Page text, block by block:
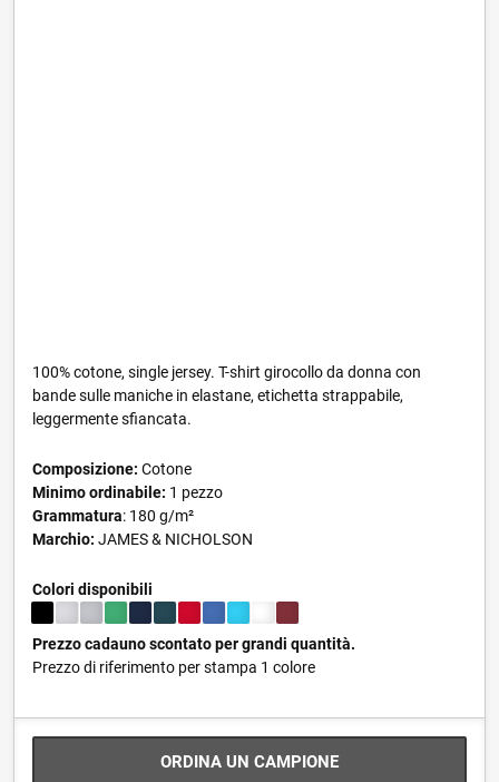
100% cotone, single jersey. T-shirt girocollo da donna con
bande sulle maniche in elastane, etichetta strappabile,
leggermente sfiancata.
Composizione: Cotone
Minimo ordinabile: 1 pezzo
Grammatura: 180 g/m²
Marchio: JAMES & NICHOLSON
Colori disponibili
Prezzo cadauno scontato per grandi quantità.
Prezzo di riferimento per stampa 1 colore
ORDINA UN CAMPIONE